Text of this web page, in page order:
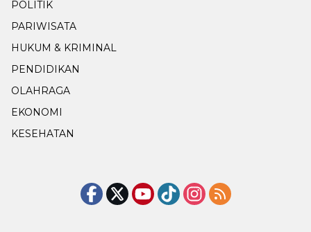
POLITIK
PARIWISATA
HUKUM & KRIMINAL
PENDIDIKAN
OLAHRAGA
EKONOMI
KESEHATAN